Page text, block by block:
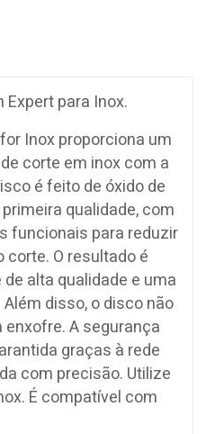
para Inox.
Inox proporciona um
corte em inox com a
é feito de óxido de
qualidade, com
funcionais para reduzir
corte. O resultado é
alta qualidade e uma
disso, o disco não
A segurança
graças à rede
com precisão. Utilize
É compatível com